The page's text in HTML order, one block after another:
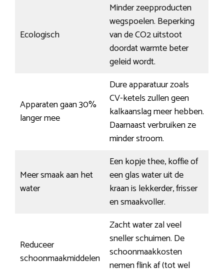
Ecologisch
Minder zeepproducten
wegspoelen. Beperking
van de CO2 uitstoot
doordat warmte beter
geleid wordt.
Apparaten gaan 30%
langer mee
Dure apparatuur zoals
CV-ketels zullen geen
kalkaanslag meer hebben.
Daarnaast verbruiken ze
minder stroom.
Meer smaak aan het
water
Een kopje thee, koffie of
een glas water uit de
kraan is lekkerder, frisser
en smaakvoller.
Reduceer
schoonmaakmiddelen
Zacht water zal veel
sneller schuimen. De
schoonmaakkosten
nemen flink af (tot wel